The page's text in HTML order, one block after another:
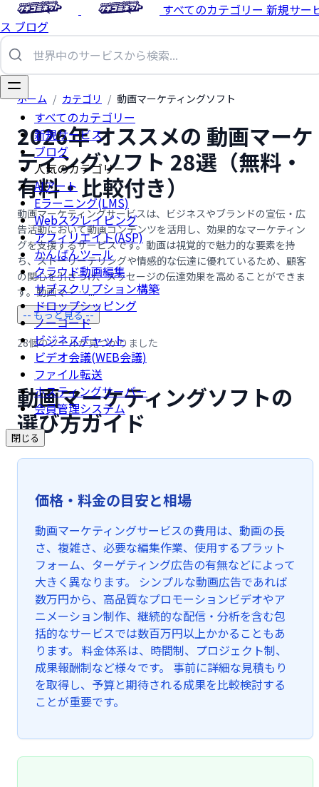
すべてのカテゴリー 新規サー
ス ブログ
すべてのカテゴリー
新規サービス
ブログ
人気のカテゴリー
AIアート
Eラーニング(LMS)
Webスクレイピング
アフィリエイト(ASP)
かんばんツール
クラウド動画編集
サブスクリプション構築
ドロップシッピング
ノーコード
ビジネスチャット
ビデオ会議(WEB会議)
ファイル転送
ホスティングサーバー
会員管理システム
閉じる
ホーム / カテゴリ / 動画マーケティングソフト
2026年 オススメの 動画マーケ
ティングソフト 28選（無料・
有料・比較付き）
動画マーケティングサービスは、ビジネスやブランドの宣伝・広
告活動において動画コンテンツを活用し、効果的なマーケティン
グを支援するサービスです。動画は視覚的で魅力的な要素を持
ち、ストーリーテリングや情感的な伝達に優れているため、顧客
の関心を引きつけ、メッセージの伝達効果を高めることができま
す。動画マー …...
-- もっと見る --
28個のツールが見つかりました
動画マーケティングソフトの
選び方ガイド
価格・料金の目安と相場
動画マーケティングサービスの費用は、動画の長
さ、複雑さ、必要な編集作業、使用するプラット
フォーム、ターゲティング広告の有無などによって
大きく異なります。 シンプルな動画広告であれば
数万円から、高品質なプロモーションビデオやア
ニメーション制作、継続的な配信・分析を含む包
括的なサービスでは数百万円以上かかることもあ
ります。 料金体系は、時間制、プロジェクト制、
成果報酬制など様々です。 事前に詳細な見積もり
を取得し、予算と期待される成果を比較検討する
ことが重要です。